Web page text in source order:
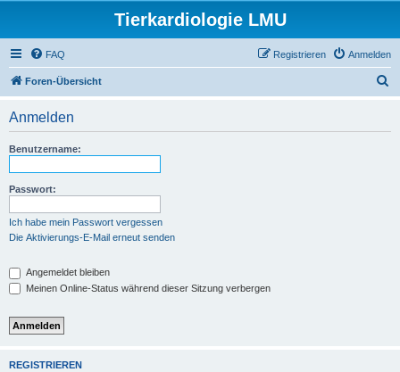
Tierkardiologie LMU
FAQ Anmelden
Registrieren
Foren-Übersicht
Anmelden
Benutzername:
Passwort:
Ich habe mein Passwort vergessen
Die Aktivierungs-E-Mail erneut senden
Angemeldet bleiben
Meinen Online-Status während dieser Sitzung verbergen
REGISTRIEREN